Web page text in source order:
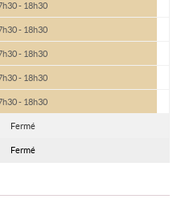
- 18h30
- 18h30
- 18h30
- 18h30
- 18h30
Fermé
Fermé